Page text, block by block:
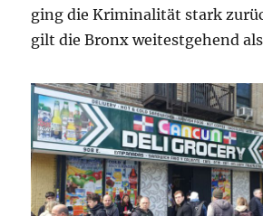
ging die Kriminalität stark
gilt die Bronx weitestgehend